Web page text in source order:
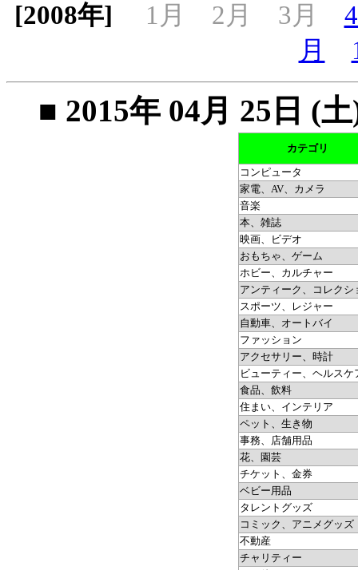
[2008年]
1月 2月 3月
月
■ 2015年 04月 25日 (
カテゴリ
コンピュータ
家電、AV、カメラ
音楽
本、雑誌
映画、ビデオ
おもちゃ、ゲーム
ホビー、カルチャー
アンティーク、コレクシ
スポーツ、レジャー
自動車、オートバイ
ファッション
アクセサリー、時計
ビューティー、ヘルスケ
食品、飲料
住まい、インテリア
ペット、生き物
事務、店舗用品
花、園芸
チケット、金券
ベビー用品
タレントグッズ
コミック、アニメグッズ
不動産
チャリティー